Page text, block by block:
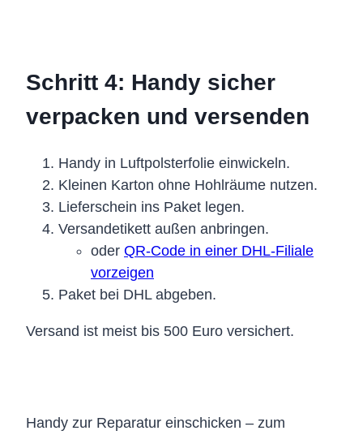
Schritt 4: Handy sicher
verpacken und versenden
Handy in Luftpolsterfolie einwickeln.
Kleinen Karton ohne Hohlräume nutzen.
Lieferschein ins Paket legen.
Versandetikett außen anbringen.
oder QR-Code in einer DHL-Filiale
vorzeigen
Paket bei DHL abgeben.
Versand ist meist bis 500 Euro versichert.
Handy zur Reparatur einschicken – zum